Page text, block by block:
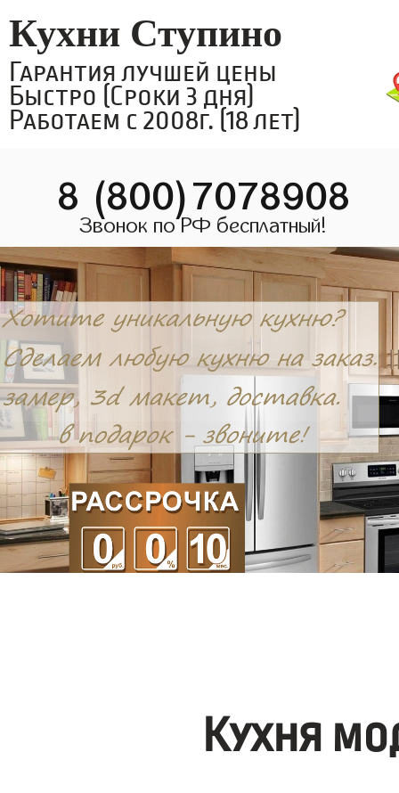
Кухни Ступино
Гарантия лучшей цены
Быстро (Сроки 3 дня)
Работаем с 2008г. (18 лет)
8 (800)7078908
Звонок по РФ бесплатный!
Кухня